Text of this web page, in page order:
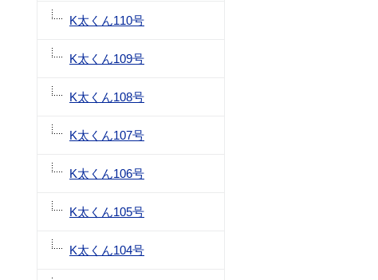
K太くん110号
K太くん109号
K太くん108号
K太くん107号
K太くん106号
K太くん105号
K太くん104号